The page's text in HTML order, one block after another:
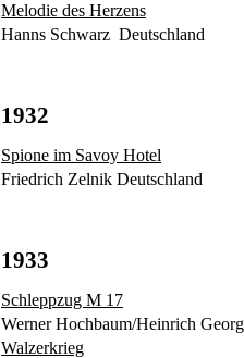
Melodie des Herzens
Hanns Schwarz Deutschland
1932
Spione im Savoy Hotel
Friedrich Zelnik Deutschland
1933
Schleppzug M 17
Werner Hochbaum/Heinrich
Walzerkrieg